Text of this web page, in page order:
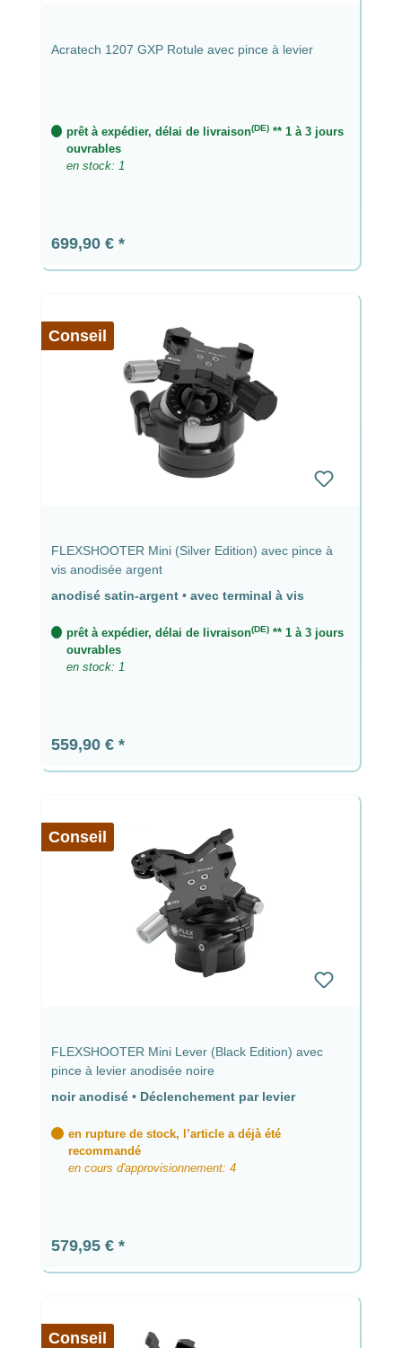
Acratech 1207 GXP Rotule avec pince à levier
prêt à expédier, délai de livraison(DE)** 1 à 3 jours
ouvrables
en stock: 1
Prix régulier :
699,90 €
Conseil
FLEXSHOOTER Mini (Silver Edition) avec pince à
vis anodisée argent
anodisé satin-argent • avec terminal à vis
prêt à expédier, délai de livraison(DE)** 1 à 3 jours
ouvrables
en stock: 1
Prix régulier :
559,90 €
Conseil
FLEXSHOOTER Mini Lever (Black Edition) avec
pince à levier anodisée noire
noir anodisé • Déclenchement par levier
en rupture de stock, l’article a déjà été
recommandé
en cours d'approvisionnement: 4
Prix régulier :
579,95 €
Conseil